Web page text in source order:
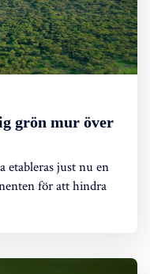
grön mur över
etableras just nu en
för att hindra